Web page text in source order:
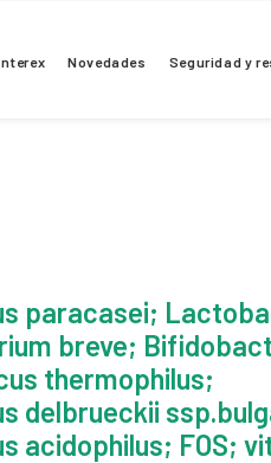
Novedades Seguridad y
paracasei;
breve;
thermophilus;
delbrueckii
acidophilus; FOS;